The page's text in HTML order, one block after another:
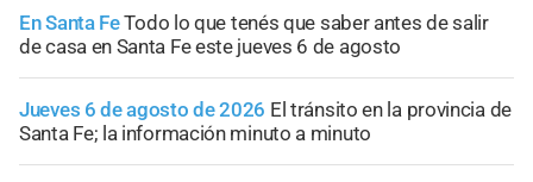
En Santa FeTodo lo que tenés que saber antes de salir
de casa en Santa Fe este jueves 6 de agosto
Jueves 6 de agosto de 2026 El tránsito en la provincia de
Santa Fe; la información minuto a minuto